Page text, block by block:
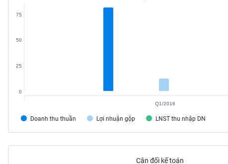
Doanh thu thuần Lợi nhuận gộp LNST thu nhập DN
0
25
50
75
Q1/2016
Cân đối kế toán
NGHIỆP